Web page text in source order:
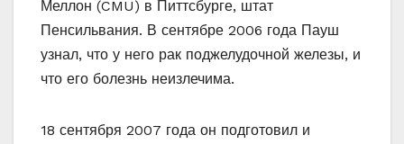
Меллон (CMU) в Питтсбурге, штат
Пенсильвания. В сентябре 2006 года Пауш
узнал, что у него рак поджелудочной железы, и
что его болезнь неизлечима.
18 сентября 2007 года он подготовил и